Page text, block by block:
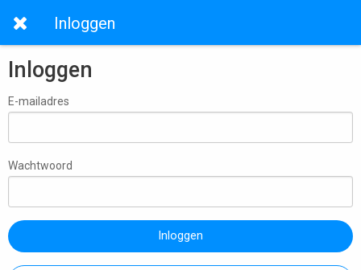
Inloggen
Inloggen
E-mailadres
Wachtwoord
Inloggen